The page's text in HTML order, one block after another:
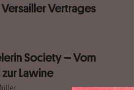
Vertrages
Society – Vom
Lawine